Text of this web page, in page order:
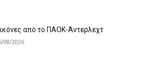
από το ΠΑΟΚ-Άντερλεχτ
08/2026